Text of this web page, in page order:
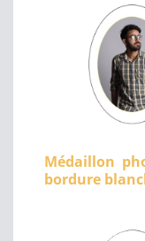
Médaillon
bordure